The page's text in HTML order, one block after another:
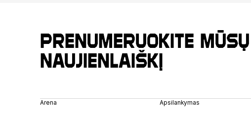
Prenumeruokite mūsų
naujienlaiškį
Arena Apsilankymas